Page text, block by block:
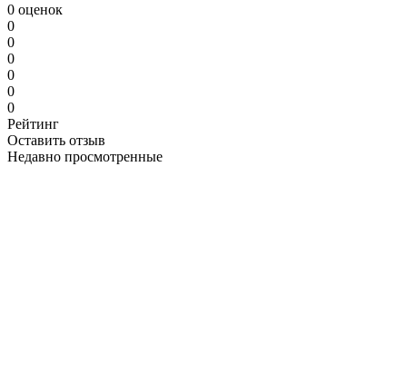
0 оценок
0
0
0
0
0
0
Рейтинг
Оставить отзыв
Недавно просмотренные